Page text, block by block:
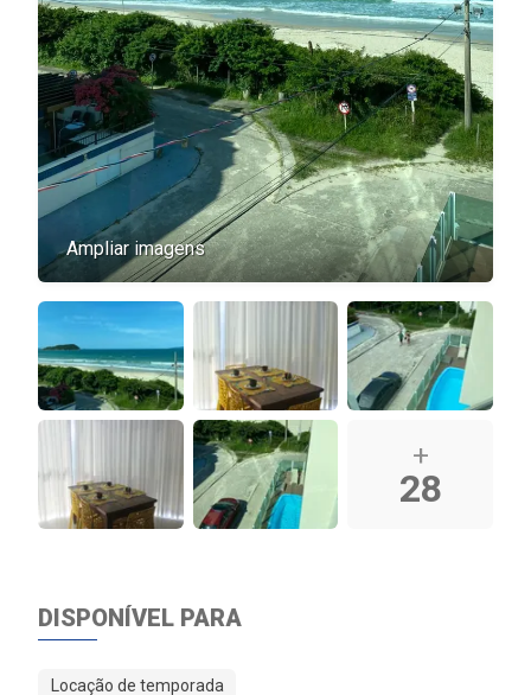
Ampliar imagens
+
28
DISPONÍVEL PARA
Locação de temporada